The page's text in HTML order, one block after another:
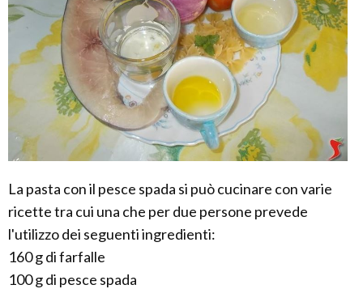
La pasta con il pesce spada si può cucinare con varie
ricette tra cui una che per due persone prevede
l'utilizzo dei seguenti ingredienti:
160 g di farfalle
100 g di pesce spada